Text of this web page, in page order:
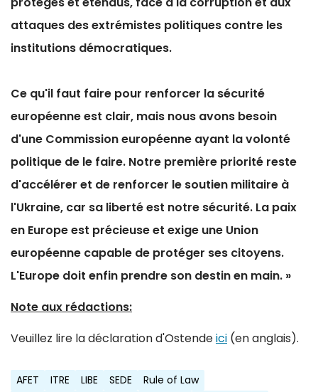
attaques des extrémistes politiques contre les
institutions démocratiques.
Ce qu'il faut faire pour renforcer la sécurité
européenne est clair, mais nous avons besoin
d'une Commission européenne ayant la volonté
politique de le faire. Notre première priorité reste
d'accélérer et de renforcer le soutien militaire à
l'Ukraine, car sa liberté est notre sécurité. La paix
en Europe est précieuse et exige une Union
européenne capable de protéger ses citoyens.
L'Europe doit enfin prendre son destin en main. »
Note aux rédactions:
Veuillez lire la déclaration d'Ostendeici (en anglais).
AFET ITRE LIBE SEDE
Rule of Law